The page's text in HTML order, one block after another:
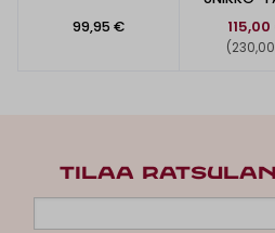
99,95 €
TILAA